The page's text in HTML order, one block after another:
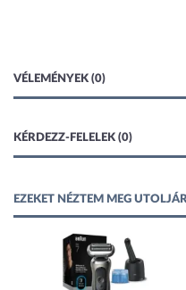
VÉLEMÉNYEK (0)
KÉRDEZZ-FELELEK (0)
EZEKET NÉZTEM MEG